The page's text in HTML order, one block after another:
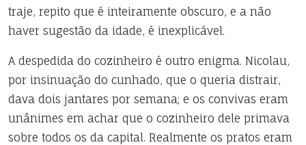
traje, repito que é inteiramente obscuro, e a não
haver sugestão da idade, é inexplicável.
A despedida do cozinheiro é outro enigma. Nicolau,
por insinuação do cunhado, que o queria distrair,
dava dois jantares por semana; e os convivas eram
unânimes em achar que o cozinheiro dele primava
sobre todos os da capital. Realmente os pratos eram